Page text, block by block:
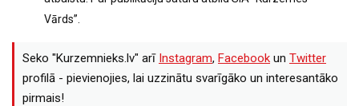
Vārds”.
Seko "Kurzemnieks.lv" arī Instagram, Facebook un Twitter
profilā - pievienojies, lai uzzinātu svarīgāko un interesantāko
pirmais!